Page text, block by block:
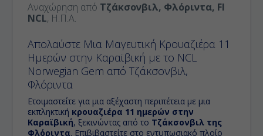
Αναχώρηση από Τζάκσονβιλ, Φλόριντα, Fl
NCL, Η.Π.Α.
Απολαύστε Μια Μαγευτική Κρουαζιέρα 11
Ημερών στην Καραϊβική με το NCL
Norwegian Gem από Τζάκσονβιλ,
Φλόριντα
Ετοιμαστείτε για μια αξέχαστη περιπέτεια με μια
εκπληκτική κρουαζιέρα 11 ημερών στην
Καραϊβική, ξεκινώντας από το Τζάκσονβιλ της
Φλόριντα. Επιβιβαστείτε στο εντυπωσιακό πλοίο